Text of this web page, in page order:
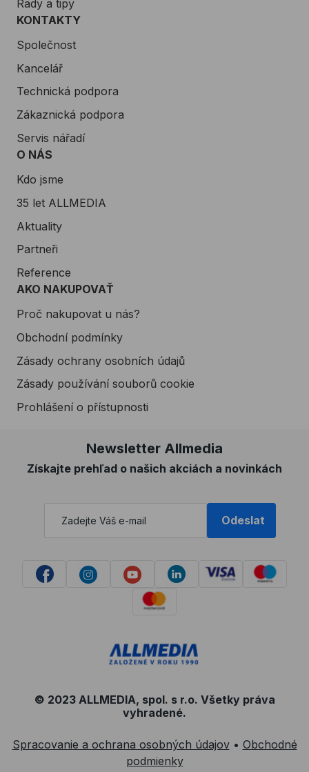
Rady a tipy
KONTAKTY
Společnost
Kancelář
Technická podpora
Zákaznická podpora
Servis nářadí
O NÁS
Kdo jsme
35 let ALLMEDIA
Aktuality
Partneři
Reference
AKO NAKUPOVAŤ
Proč nakupovat u nás?
Obchodní podmínky
Zásady ochrany osobních údajů
Zásady používání souborů cookie
Prohlášení o přístupnosti
Newsletter Allmedia
Získajte prehľad o našich akciách a novinkách
Odeslat
© 2023 ALLMEDIA, spol. s r.o. Všetky práva
vyhradené.
Spracovanie a ochrana osobných údajov• Obchodné
podmienky